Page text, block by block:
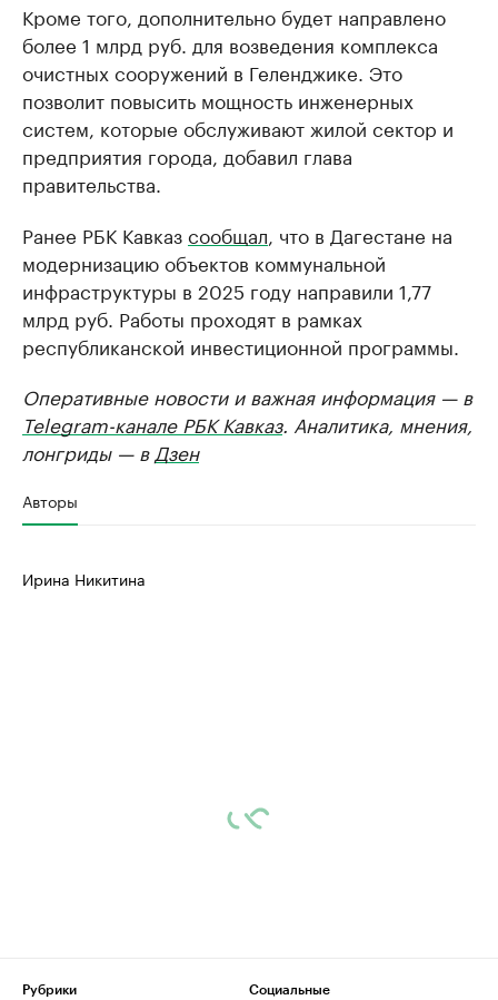
Кроме того, дополнительно будет направлено
более 1 млрд руб. для возведения комплекса
очистных сооружений в Геленджике. Это
позволит повысить мощность инженерных
систем, которые обслуживают жилой сектор и
предприятия города, добавил глава
правительства.
Ранее РБК Кавказсообщал , что в Дагестане на
модернизацию объектов коммунальной
инфраструктуры в 2025 году направили 1,77
млрд руб. Работы проходят в рамках
республиканской инвестиционной программы.
Оперативные новости и важная информация — в
Telegram-канале РБК Кавказ. Аналитика, мнения,
лонгриды — в Дзен
Авторы
Ирина Никитина
Рубрики
Социальные